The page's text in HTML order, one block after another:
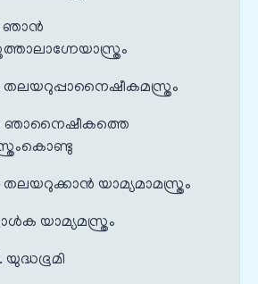
തലയറുപ്പാനൈഷീകമസ്ത്രം
ഞാനൈഷീകത്തെ
തലയറുക്കാൻ യാമ്യമാമസ്ത്രം
യാമ്യമസ്ത്രം
യുദ്ധഭൂമി